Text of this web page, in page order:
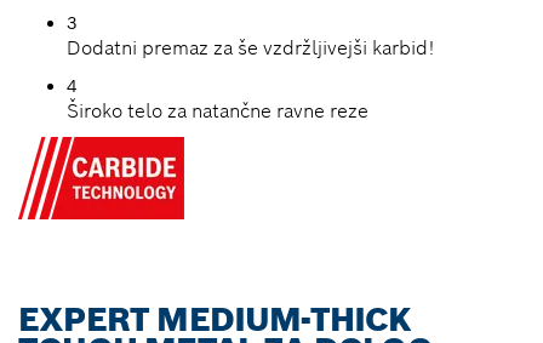
3
Dodatni premaz za še vzdržljivejši karbid!
4
Široko telo za natančne ravne reze
EXPERT MEDIUM-THICK